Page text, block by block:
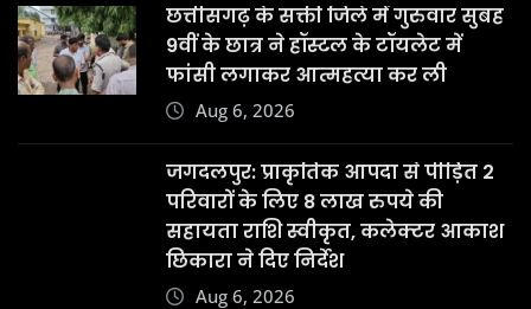
छत्तीसगढ़ के सक्ती जिले में गुरुवार सुबह
9वीं के छात्र ने हॉस्टल के टॉयलेट में
फांसी लगाकर आत्महत्या कर ली
Aug 6, 2026
जगदलपुर: प्राकृतिक आपदा से पीड़ित 2
परिवारों के लिए 8 लाख रुपये की
सहायता राशि स्वीकृत, कलेक्टर आकाश
छिकारा ने दिए निर्देश
Aug 6, 2026